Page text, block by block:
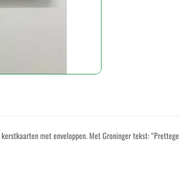
met enveloppen. Met Groninger tekst: